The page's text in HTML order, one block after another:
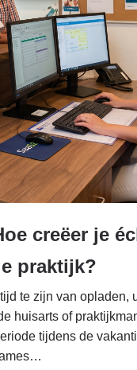
creëer je
praktijk?
te zijn van opladen,
huisarts of
tijdens de